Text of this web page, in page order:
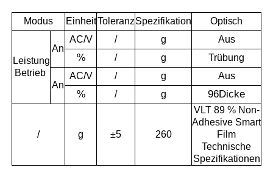
Modus EinheitToleranzSpezifikation Optisch
Leistung
Betrieb
An
AC/V / g
Aus
%
/ g Trübung
An
AC/V / g
Aus
%
/ g 96Dicke
/ g ±5 260
VLT 89 % Non-
Adhesive Smart
Film
Technische
Spezifikationen